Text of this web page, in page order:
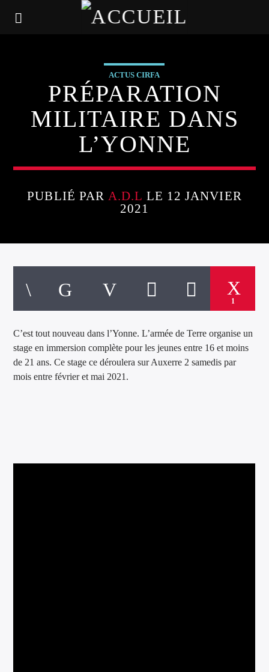
ACTUS CIRFA
PRÉPARATION
MILITAIRE DANS
L’YONNE
PUBLIÉ PAR A.D.L LE 12 JANVIER
2021
1
C’est tout nouveau dans l’Yonne. L’armée de Terre organise un
stage en immersion complète pour les jeunes entre 16 et moins
de 21 ans. Ce stage ce déroulera sur Auxerre 2 samedis par
mois entre février et mai 2021.